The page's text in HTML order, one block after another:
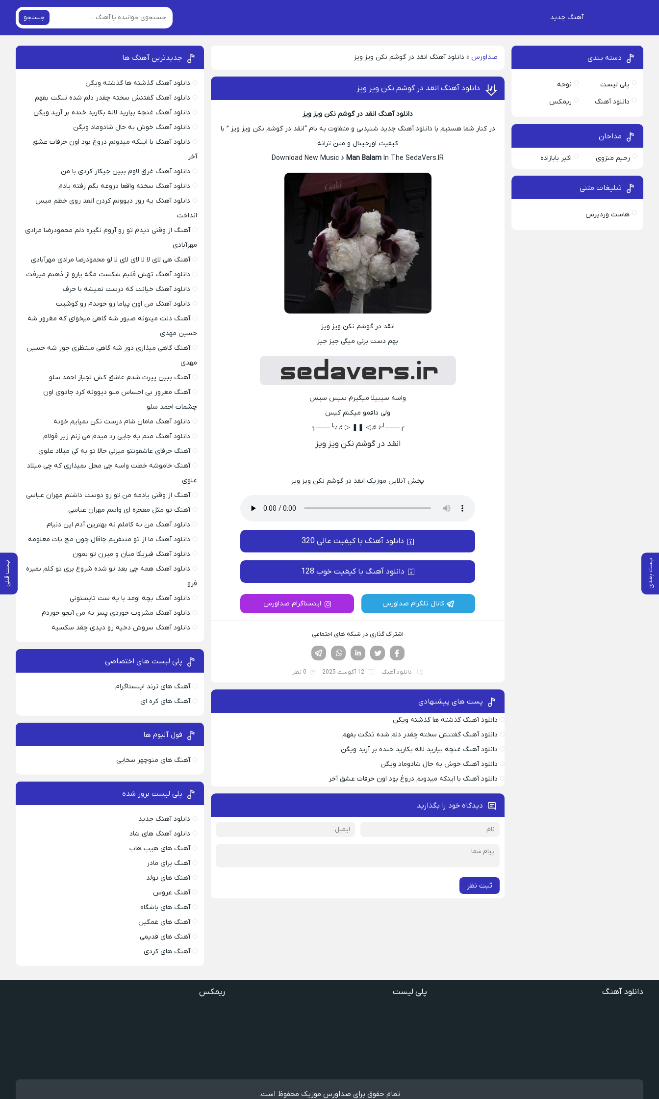
آهنگ جدید جستجو
صداورس » دانلود آهنگ انقد در گوشم نکن ویز ویز
پست بعدی پست قبلی
دانلود آهنگ انقد در گوشم نکن ویز ویز
دانلود آهنگ انقد در گوشم نکن ویز ویز
در کنار شما هستیم با دانلود آهنگ جدید شنیدنی و متفاوت به نام “انقد در گوشم نکن ویز ویز ” با
کیفیت اورجینال و متن ترانه
Download New Music ♪Man Balam In The SedaVers.IR
انقد در گوشم نکن ویز ویز
بهم دست بزنی میگی جیز جیز
واسه سیبیلا میگیرم سیس سیس
ولی دافمو میکنم کیس
╭───╯♪♬◁ ❚❚ ▷♬♪╰───╮
انقد در گوشم نکن ویز ویز
پخش آنلاین موزیک انقد در گوشم نکن ویز ویز
دانلود آهنگ با کیفیت عالی 320
دانلود آهنگ با کیفیت خوب 128
کانال تلگرام صداورس اینستاگرام صداورس
اشتراک گذاری در شبکه های اجتماعی
لینکدین تویتر
فیسوک
دانلود آهنگ 12 آگوست 2025 0 نظر
پست های پیشنهادی
دانلود آهنگ گذشته ها گذشته ویگن
دانلود آهنگ گفتنش سخته چقدر دلم شده تنگت بفهم
دانلود آهنگ غنچه بیارید لاله بکارید خنده بر آرید ویگن
دانلود آهنگ خوش به حال شادوماد ویگن
دانلود آهنگ با اینکه میدونم دروغ بود اون حرفات عشق آخر
دیدگاه خود را بگذارید
ثبت نظر
دسته بندی
پلی لیست
نوحه
دانلود آهنگ
ریمکس
مداحان
رحیم منزوی اکبر بابازاده
تبلیغات متنی
هاست وردپرس
جدیدترین آهنگ ها
دانلود آهنگ گذشته ها گذشته ویگن
دانلود آهنگ گفتنش سخته چقدر دلم شده تنگت بفهم
دانلود آهنگ غنچه بیارید لاله بکارید خنده بر آرید ویگن
دانلود آهنگ خوش به حال شادوماد ویگن
دانلود آهنگ با اینکه میدونم دروغ بود اون حرفات عشق
آخر
دانلود آهنگ غرق لاوم ببین چیکار کردی با من
دانلود آهنگ سخته واقعا دروغه بگم رفته یادم
دانلود آهنگ یه روز دیوونم کردن انقد روی خطم میس
انداخت
آهنگ از وقتی دیدم تو رو آروم نگیره دلم محمودرضا مرادی
مهرآبادی
آهنگ هی لای لا لا لای لای لا لو محمودرضا مرادی مهرآبادی
دانلود آهنگ تهش قلبم شکست مگه یارو از ذهنم میرفت
دانلود آهنگ خیانت که درست نمیشه با حرف
دانلود آهنگ من اون پیاما رو خوندم رو گوشیت
آهنگ دلت میتونه صبور شه گاهی میخوای که مغرور شه
حسین مهدی
آهنگ گاهی میذاری دور شه گاهی منتظری جور شه حسین
مهدی
آهنگ ببین پیرت شدم عاشق کش لجباز احمد سلو
آهنگ مغرور بی احساس منو دیوونه کرد جادوی اون
چشمات احمد سلو
دانلود آهنگ مامان شام درست نکن نمیایم خونه
دانلود آهنگ منم یه جایی رد میدم می زنم زیر قولام
آهنگ حرفای عاشقونتو میزنی حالا تو به کی میلاد علوی
آهنگ خاموشه خطت واسه چی محل نمیذاری که چی میلاد
علوی
آهنگ از وقتی یادمه من تو رو دوست داشتم مهران عباسی
آهنگ تو مثل معجزه ای واسم مهران عباسی
دانلود آهنگ من نه کاملم نه بهترین آدم این دنیام
دانلود آهنگ ما از تو متنفریم چاقال چون مچ پات معلومه
دانلود آهنگ فیریکا میان و میرن تو بمون
دانلود آهنگ همه چی بعد تو شده شروع بری تو کلم نمیره
فرو
دانلود آهنگ بچه اومد با یه ست تابستونی
دانلود آهنگ مشروب خوردی پسر نه من آبجو خوردم
دانلود آهنگ سروش دخیه رو دیدی چقد سکسیه
پلی لیست های اختصاصی
آهنگ های ترند اینستاگرام
آهنگ های کره ای
فول آلبوم ها
آهنگ های منوچهر سخایی
پلی لیست بروز شده
دانلود آهنگ جدید
دانلود آهنگ های شاد
آهنگ های هیپ هاپ
آهنگ برای مادر
آهنگ های تولد
آهنگ عروس
آهنگ های باشگاه
آهنگ های غمگین
آهنگ های قدیمی
آهنگ های کردی
دانلود آهنگ پلی لیست ریمکس
تمام حقوق برای صداورس موزیک محفوظ است.